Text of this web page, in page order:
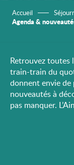
Accueil
Agenda &
Retrouvez toutes
train-train du
donnent envie de
nouveautés à
pas manquer.